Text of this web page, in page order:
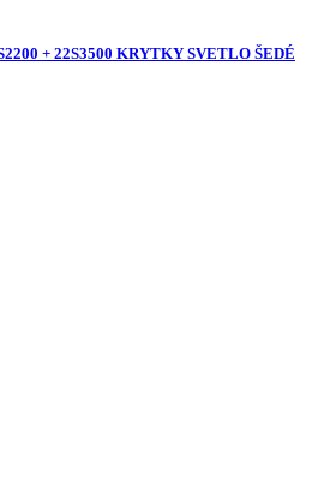
+ 22S3500 KRYTKY SVETLO ŠEDÉ